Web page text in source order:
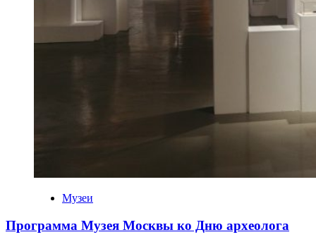
Музеи
Программа Музея Москвы ко Дню археолога